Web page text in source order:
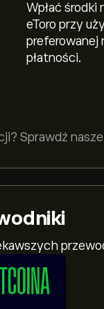
Wpłać środki
eToro przy
preferowanej
płatności.
Sprawdź